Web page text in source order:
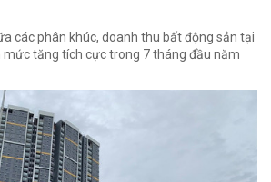
các phân khúc, doanh thu bất động sản tại
mức tăng tích cực trong 7 tháng đầu năm